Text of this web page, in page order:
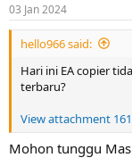
03 Jan 2024
hello966 said:
Hari ini EA copier
terbaru?
View attachment
Mohon tunggu